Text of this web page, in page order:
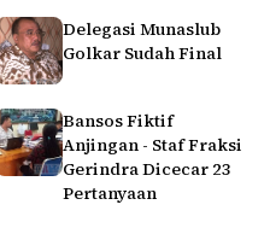
Delegasi Munaslub
Golkar Sudah Final
Bansos Fiktif
Anjingan - Staf Fraksi
Gerindra Dicecar 23
Pertanyaan